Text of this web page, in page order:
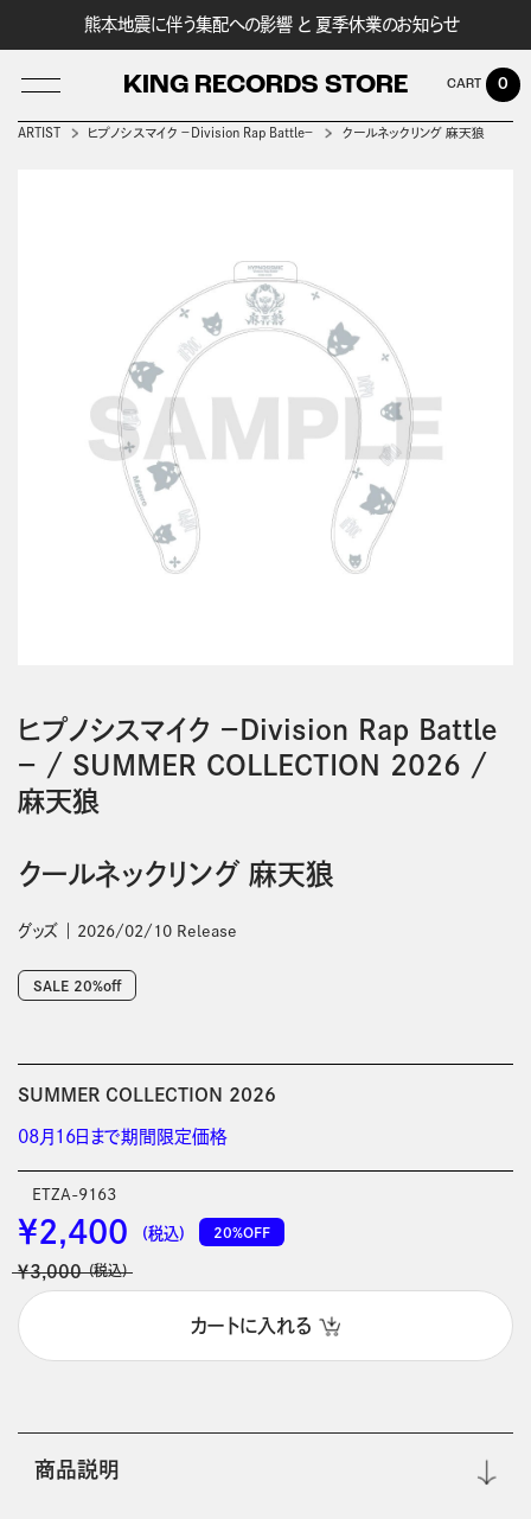
熊本地震に伴う集配への影響 と 夏季休業のお知らせ
KING RECORDS STORE 0
ARTIST ヒプノシスマイク －Division Rap Battle－ クールネックリング 麻天狼
ヒプノシスマイク －Division Rap Battle
－ / SUMMER COLLECTION 2026 /
麻天狼
クールネックリング 麻天狼
グッズ 2026/02/10 Release
SALE 20%off
SUMMER COLLECTION 2026
08月16日まで期間限定価格
ETZA-9163
20%OFF
￥2,400 (税込)
￥3,000 (税込)
カートに入れる
商品説明